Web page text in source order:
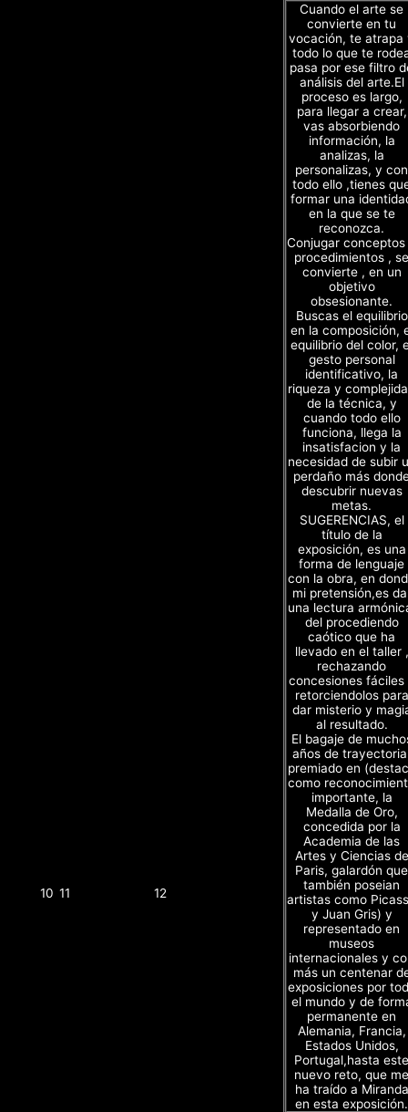
10 11 12
Cuando el arte se
convierte en tu
vocación, te atrapa
todo lo que te
pasa por ese filtro
análisis del arte.El
proceso es largo,
para llegar a crear,
vas absorbiendo
información, la
analizas, la
personalizas, y con
todo ello ,tienes
formar una
en la que se te
reconozca.
Conjugar
procedimientos , se
convierte , en un
objetivo
obsesionante.
Buscas el equilibrio
en la composición,
equilibrio del color,
gesto personal
identificativo, la
riqueza y
de la técnica, y
cuando todo ello
funciona, llega la
insatisfacion y la
necesidad de subir
perdaño más
descubrir nuevas
metas.
SUGERENCIAS, el
título de la
exposición, es una
forma de lenguaje
con la obra, en
mi pretensión,es
una lectura
del procediendo
caótico que ha
llevado en el taller ,
rechazando
concesiones fáciles
retorciendolos para
dar misterio y
al resultado.
El bagaje de
años de
premiado en
como
importante, la
Medalla de Oro,
concedida por la
Academia de las
Artes y Ciencias de
Paris, galardón que
también poseian
artistas como
y Juan Gris) y
representado en
museos
internacionales y
más un centenar
exposiciones por
el mundo y de
permanente en
Alemania, Francia,
Estados Unidos,
Portugal,hasta este
nuevo reto, que me
ha traído a Miranda
en esta exposición.